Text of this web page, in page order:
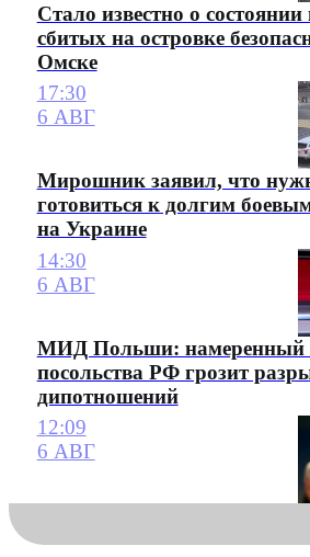
Стало известно о состоянии
сбитых на островке
Омске
17:30
6 АВГ
Мирошник заявил, что
готовиться к долгим
на Украине
14:30
6 АВГ
МИД Польши: намеренный
посольства РФ грозит
дипотношений
12:09
6 АВГ